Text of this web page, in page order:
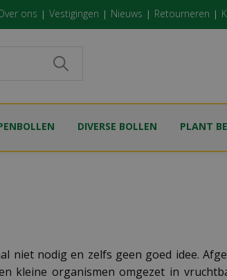
ons Vestigingen Nieuws Retourneren
DIVERSE BOLLEN PLANT
niet nodig en zelfs geen goed idee.
kleine organismen omgezet in